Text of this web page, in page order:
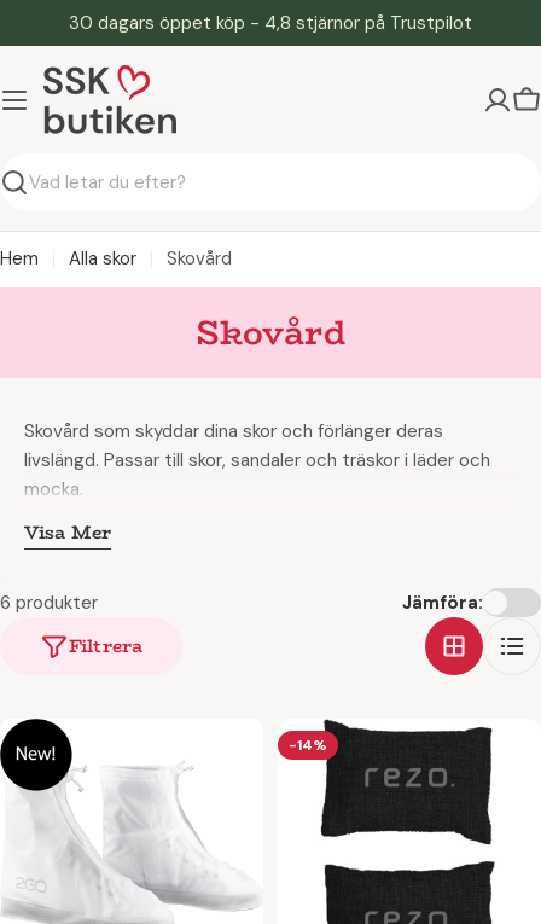
till
innehåll
30 dagars öppet köp - 4,8 stjärnor på Trustpilot
Söka
Hem Alla skor Skovård
Skovård
Skovård som skyddar dina skor och förlänger deras
livslängd. Passar till skor, sandaler och träskor i läder och
mocka.
Visa Mer
6 produkter
Filtrera
Jämföra:
-14%